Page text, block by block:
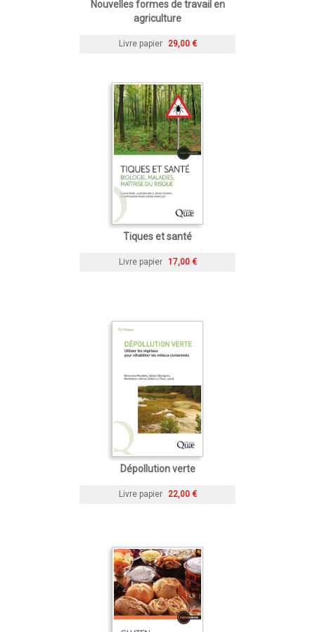
Nouvelles formes de travail en
agriculture
Livre papier 29,00 €
Tiques et santé
Livre papier 17,00 €
Dépollution verte
Livre papier 22,00 €